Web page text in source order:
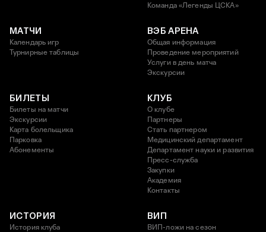
Команда «Легенды ЦСКА»
МАТЧИ
Календарь игр
Турнирные таблицы
ВЭБ АРЕНА
Общая информация
Проведение мероприятий
Услуги в день матча
Экскурсии
БИЛЕТЫ
Билеты на матчи
Экскурсии
Карта болельщика
Парковка
Абонементы
КЛУБ
О клубе
Партнеры
Стать партнером
Медицинский департамент
Департамент науки и развития
Пресс-служба
Закупки
Академия
Контакты
ИСТОРИЯ
История клуба
ВИП
ВИП-ложи на сезон